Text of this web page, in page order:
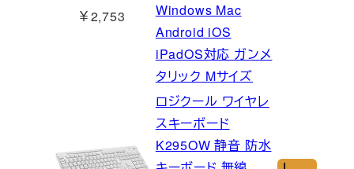
￥2,753
Windows Mac
Android iOS
iPadOS対応 ガンメ
タリック Mサイズ
ロジクール ワイヤレ
スキーボード
K295OW 静音 防水